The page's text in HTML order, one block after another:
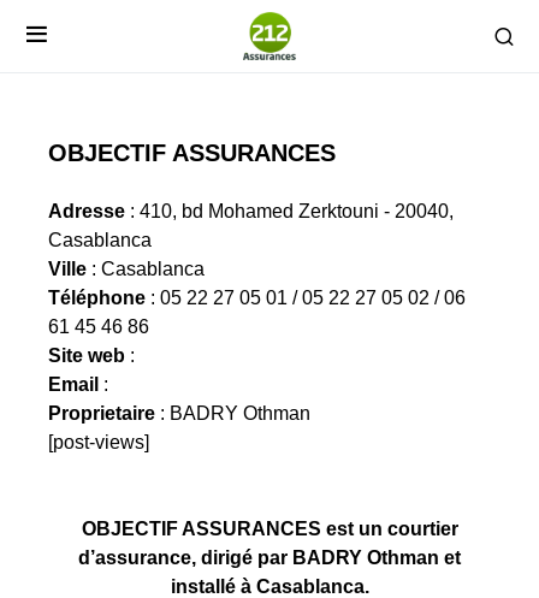
OBJECTIF ASSURANCES
Adresse : 410, bd Mohamed Zerktouni - 20040,
Casablanca
Ville : Casablanca
Téléphone : 05 22 27 05 01 / 05 22 27 05 02 / 06
61 45 46 86
Site web :
Email :
Proprietaire : BADRY Othman
[post-views]
OBJECTIF ASSURANCES est un courtier
d’assurance, dirigé par BADRY Othman et
installé à Casablanca.